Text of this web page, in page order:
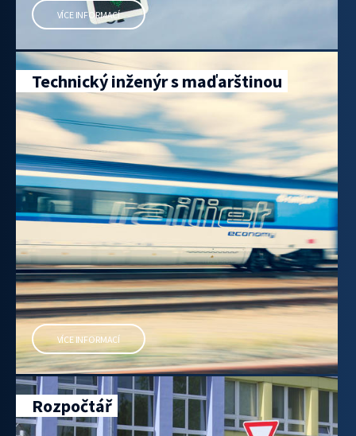
VÍCE INFORMACÍ
Technický inženýr s maďarštinou
VÍCE INFORMACÍ
Rozpočtář